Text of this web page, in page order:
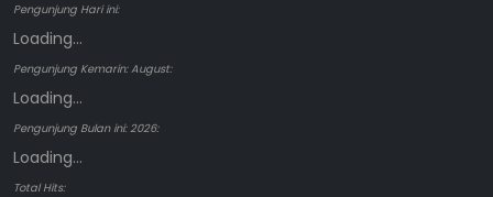
Pengunjung Hari ini:
Loading...
Pengunjung Kemarin: August:
Loading...
Pengunjung Bulan ini: 2026:
Loading...
Total Hits: